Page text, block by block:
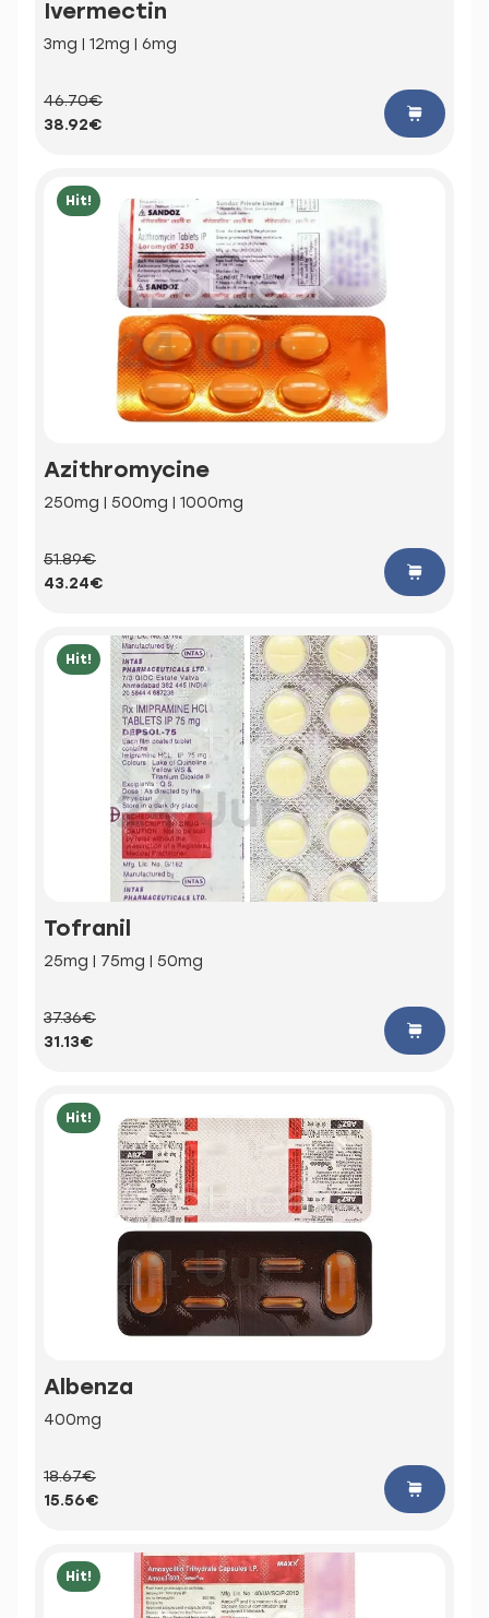
Ivermectin
3mg | 12mg | 6mg
46.70€
38.92€
Hit!
Azithromycine
250mg | 500mg | 1000mg
51.89€
43.24€
Hit!
Tofranil
25mg | 75mg | 50mg
37.36€
31.13€
Hit!
Albenza
400mg
18.67€
15.56€
Hit!